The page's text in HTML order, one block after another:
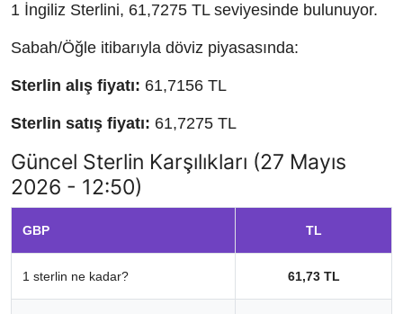
1 İngiliz Sterlini, 61,7275 TL seviyesinde bulunuyor.
Sabah/Öğle itibarıyla döviz piyasasında:
Sterlin alış fiyatı: 61,7156 TL
Sterlin satış fiyatı: 61,7275 TL
Güncel Sterlin Karşılıkları (27 Mayıs
2026 - 12:50)
GBP TL
1 sterlin ne kadar? 61,73 TL